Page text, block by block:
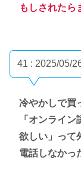
もしされたら
41 : 2025/05/
冷やかしで買
「オンライ
欲しい」って
電話しなかっ